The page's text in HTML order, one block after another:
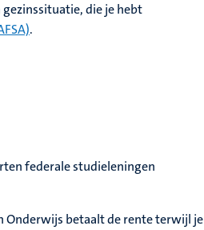
die je hebt
.
federale studieleningen
Onderwijs betaalt de rente terwijl je